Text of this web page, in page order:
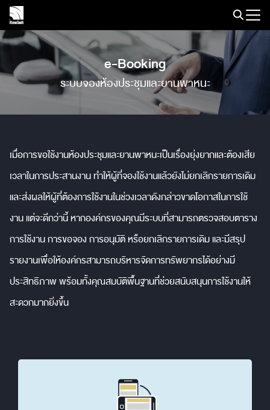
Skip
content
Search
for:
e-Booking
ระบบจองห้องประชุมและยานพาหนะ
เมื่อการขอใช้งานห้องประชุมและยานพาหนะเป็นเรื่องยุ่งยากและต้องเสีย
เวลาในการประสานงาน ทำให้ผู้ที่จองใช้งานแล้วยังไม่ยกเลิกรายการเดิม
และส่งผลให้ผู้ที่ต้องการใช้งานในช่วงเวลาดังกล่าวขาดโอกาสในการใช้
งาน แต่จะดีกว่านี้ หากองค์กรของคุณมีระบบที่สามารถตรวจสอบตาราง
การใช้งาน การขอจอง การอนุมัติ หรือยกเลิกรายการเดิม และมีสรุป
รายงานเพื่อให้องค์กรสามารถบริหารจัดการทรัพยากรได้อย่างมี
ประสิทธิภาพ พร้อมทั้งคุณสมบัติพื้นฐานที่ช่วยสนับสนุนการใช้งานให้
สะดวกมากยิ่งขึ้น